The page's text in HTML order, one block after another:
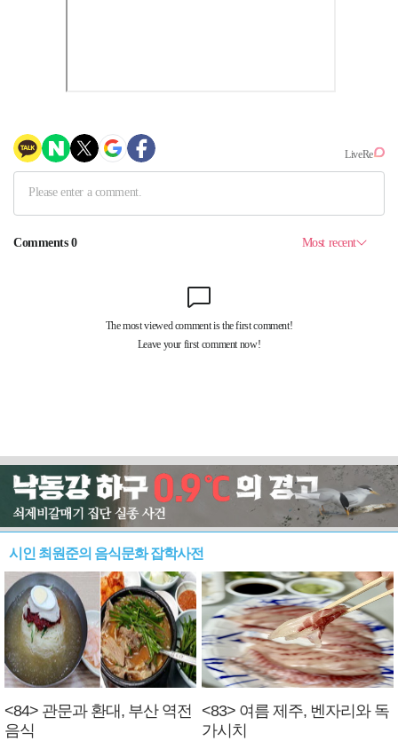
시인 최원준의 음식문화 잡학사전
<84> 관문과 환대, 부산 역전
음식
<83> 여름 제주, 벤자리와 독
가시치